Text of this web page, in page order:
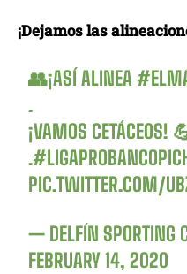
¡Dejamos las
👥¡ASÍ ALINEA
.
¡VAMOS CETÁCEOS!
.
PIC.TWITTER.COM/
— DELFÍN SPORTING
FEBRUARY 14, 2020